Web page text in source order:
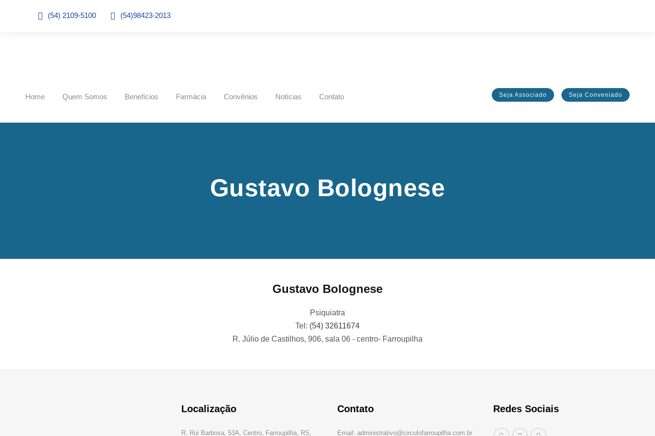
(54) 2109-5100 (54)98423-2013
Home Quem Somos Benefícios Farmácia Convênios Notícias Contato Seja Associado Seja Conveniado
Gustavo Bolognese
Gustavo Bolognese
Psiquiatra
Tel: (54) 32611674
R. Júlio de Castilhos, 906, sala 06 - centro- Farroupilha
Localização
R. Rui Barbosa, 53A, Centro, Farroupilha, RS,
Contato
Email: administrativo@circulofarroupilha.com.br
Redes Sociais